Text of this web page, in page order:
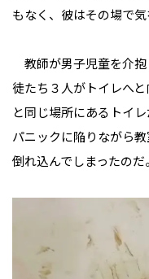
もなく、彼はその場で気
教師が男子児童を介
徒たち３人がトイレへ
と同じ場所にあるトイ
パニックに陥りながら
倒れ込んでしまったのだ。